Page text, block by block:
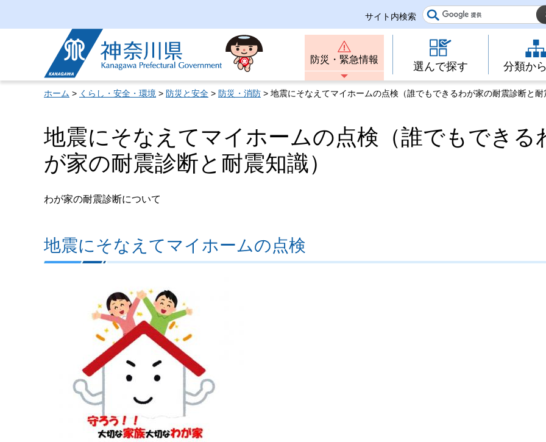
サイト内検索
神奈川県
防災・緊急情報
選んで探す 分類か
ホーム > くらし・安全・環境 > 防災と安全 > 防災・消防 > 地震にそなえてマイホームの点検（誰でもできるわが家の耐震診断と耐
地震にそなえてマイホームの点検（誰でもできる
が家の耐震診断と耐震知識）
わが家の耐震診断について
地震にそなえてマイホームの点検